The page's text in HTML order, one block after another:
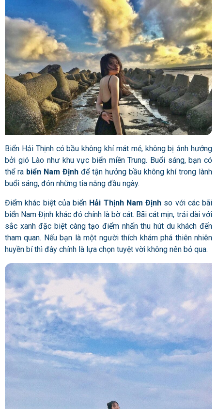
Biển Hải Thịnh có bầu không khí mát mẻ, không bị ảnh hưởng
bởi gió Lào như khu vực biển miền Trung. Buổi sáng, bạn có
thể ra biển Nam Định để tận hưởng bầu không khí trong lành
buổi sáng, đón những tia nắng đầu ngày.
Điểm khác biệt của biển Hải Thịnh Nam Định so với các bãi
biển Nam Định khác đó chính là bờ cát. Bãi cát mịn, trải dài với
sắc xanh đặc biệt càng tạo điểm nhấn thu hút du khách đến
tham quan. Nếu bạn là một người thích khám phá thiên nhiên
huyền bí thì đây chính là lựa chọn tuyệt vời không nên bỏ qua.